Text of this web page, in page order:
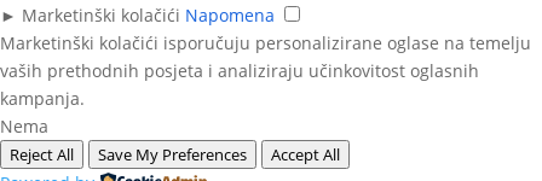
► Marketinški kolačići Napomena
Marketinški kolačići isporučuju personalizirane oglase na temelju
vaših prethodnih posjeta i analiziraju učinkovitost oglasnih
kampanja.
Nema
Reject All Save My Preferences Accept All